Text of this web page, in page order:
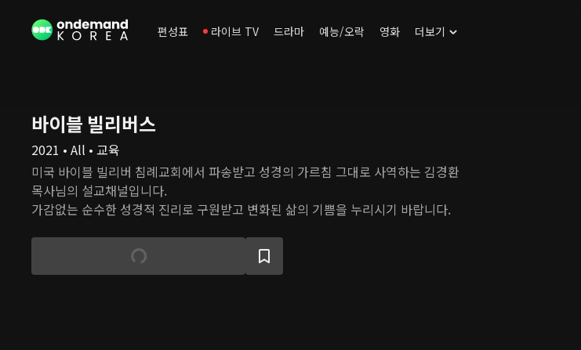
편성표 라이브 TV 드라마 예능/오락 영화 더보기
바이블 빌리버스
2021 • All • 교육
미국 바이블 빌리버 침례교회에서 파송받고 성경의 가르침 그대로 사역하는 김경환
목사님의 설교채널입니다.
가감없는 순수한 성경적 진리로 구원받고 변화된 삶의 기쁨을 누리시기 바랍니다.